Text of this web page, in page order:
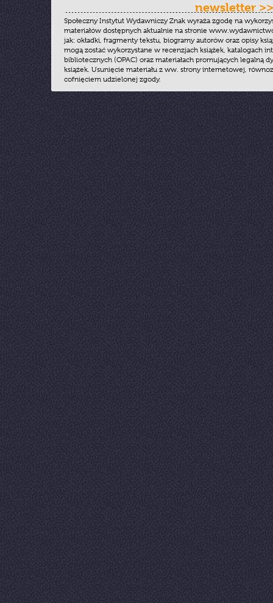
newsletter >>
Społeczny Instytut Wydawniczy Znak wyraża zgodę na
materiałów dostępnych aktualnie na stronie
jak: okładki, fragmenty tekstu, biogramy autorów oraz opisy
mogą zostać wykorzystane w recenzjach książek, katalogach
bibliotecznych (OPAC) oraz materiałach promujących legalną
książek. Usunięcie materiału z ww. strony internetowej,
cofnięciem udzielonej zgody.